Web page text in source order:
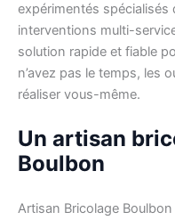
expérimentés spécialisés
interventions multi-
solution rapide et fiable
n’avez pas le temps, les
réaliser vous-même.
Un artisan
Boulbon
Artisan Bricolage